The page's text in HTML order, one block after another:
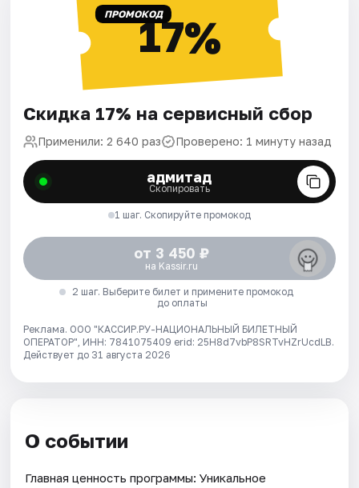
ПРОМОКОД17%
Скидка 17% на сервисный сбор
Применили: 2 640 раз Проверено: 1 минуту назад
адмитад
Скопировать
1 шаг. Скопируйте промокод
от 3 450 ₽
на Kassir.ru
2 шаг. Выберите билет и примените промокод
до оплаты
Реклама. ООО "КАССИР.РУ-НАЦИОНАЛЬНЫЙ БИЛЕТНЫЙ
ОПЕРАТОР", ИНН: 7841075409 erid: 25H8d7vbP8SRTvHZrUcdLB.
Действует до 31 августа 2026
О событии
Главная ценность программы: Уникальное